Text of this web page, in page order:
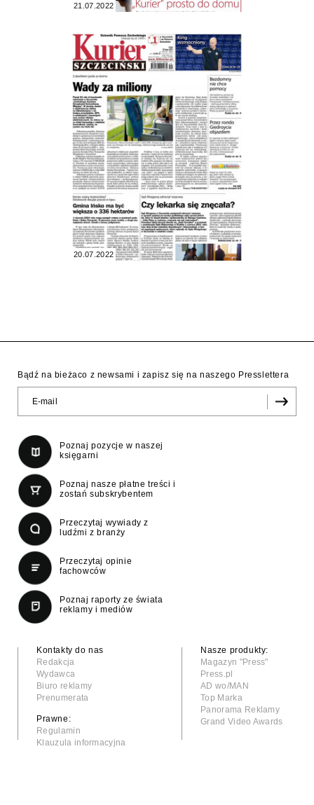
21.07.2022
20.07.2022
Bądź na bieżaco z newsami i zapisz się na naszego Presslettera
Poznaj pozycje w naszej
księgarni
Poznaj nasze płatne treści i
zostań subskrybentem
Przeczytaj wywiady z
ludźmi z branży
Przeczytaj opinie
fachowców
Poznaj raporty ze świata
reklamy i mediów
Kontakty do nas
Redakcja
Wydawca
Biuro reklamy
Prenumerata
Prawne:
Regulamin
Klauzula informacyjna
Nasze produkty:
Magazyn "Press"
Press.pl
AD wo/MAN
Top Marka
Panorama Reklamy
Grand Video Awards